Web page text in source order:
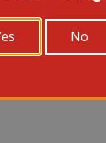
pour la
Havre -
No